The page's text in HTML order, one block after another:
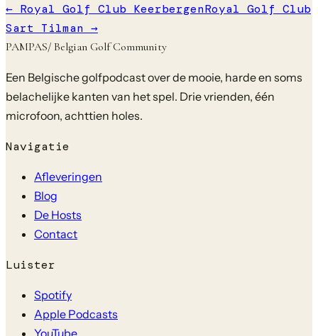
← Royal Golf Club KeerbergenRoyal Golf Club
Sart Tilman →
PAMPAS/ Belgian Golf Community
Een Belgische golfpodcast over de mooie, harde en soms
belachelijke kanten van het spel. Drie vrienden, één
microfoon, achttien holes.
Navigatie
Afleveringen
Blog
De Hosts
Contact
Luister
Spotify
Apple Podcasts
YouTube